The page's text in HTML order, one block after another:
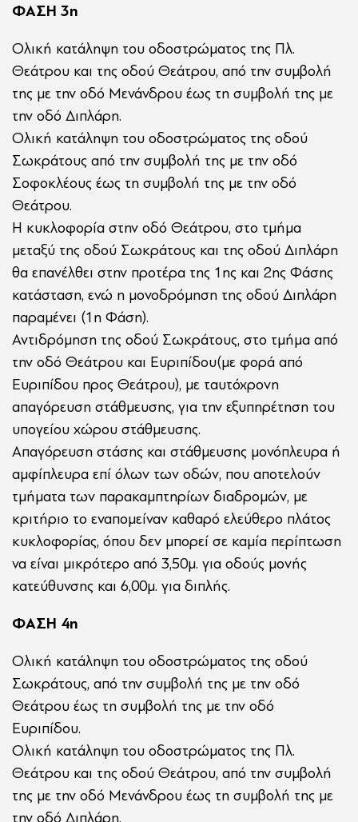
ΦΑΣΗ 3η
Ολική κατάληψη του οδοστρώματος της Πλ.
Θεάτρου και της οδού Θεάτρου, από την συμβολή
της με την οδό Μενάνδρου έως τη συμβολή της με
την οδό Διπλάρη.
Ολική κατάληψη του οδοστρώματος της οδού
Σωκράτους από την συμβολή της με την οδό
Σοφοκλέους έως τη συμβολή της με την οδό
Θεάτρου.
Η κυκλοφορία στην οδό Θεάτρου, στο τμήμα
μεταξύ της οδού Σωκράτους και της οδού Διπλάρη
θα επανέλθει στην προτέρα της 1ης και 2ης Φάσης
κατάσταση, ενώ η μονοδρόμηση της οδού Διπλάρη
παραμένει (1η Φάση).
Αντιδρόμηση της οδού Σωκράτους, στο τμήμα από
την οδό Θεάτρου και Ευριπίδου(με φορά από
Ευριπίδου προς Θεάτρου), με ταυτόχρονη
απαγόρευση στάθμευσης, για την εξυπηρέτηση του
υπογείου χώρου στάθμευσης.
Απαγόρευση στάσης και στάθμευσης μονόπλευρα ή
αμφίπλευρα επί όλων των οδών, που αποτελούν
τμήματα των παρακαμπτηρίων διαδρομών, με
κριτήριο το εναπομείναν καθαρό ελεύθερο πλάτος
κυκλοφορίας, όπου δεν μπορεί σε καμία περίπτωση
να είναι μικρότερο από 3,50μ. για οδούς μονής
κατεύθυνσης και 6,00μ. για διπλής.
ΦΑΣΗ 4η
Ολική κατάληψη του οδοστρώματος της οδού
Σωκράτους, από την συμβολή της με την οδό
Θεάτρου έως τη συμβολή της με την οδό
Ευριπίδου.
Ολική κατάληψη του οδοστρώματος της Πλ.
Θεάτρου και της οδού Θεάτρου, από την συμβολή
της με την οδό Μενάνδρου έως τη συμβολή της με
την οδό Διπλάρη.